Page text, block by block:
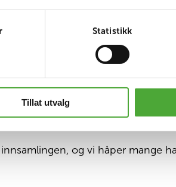
Statistikk
Tillat utvalg
og de ønsker å hjelpe
til dette. Mange små bidrag
flykte på grunn av krigen.
og vi håper mange